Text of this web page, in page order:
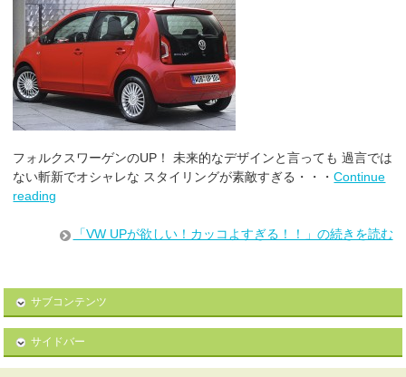
フォルクスワーゲンのUP！ 未来的なデザインと言っても 過言では
ない斬新でオシャレな スタイリングが素敵すぎる・・・Continue
reading
「VW UPが欲しい！カッコよすぎる！！」の続きを読む
サブコンテンツ
サイドバー